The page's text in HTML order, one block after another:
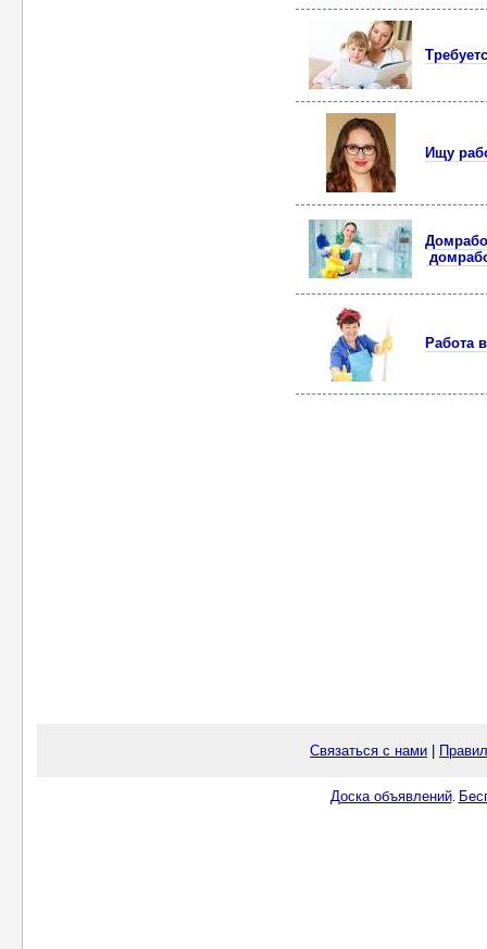
Ищу
Работа
Связаться с нами
Доска объявлений.